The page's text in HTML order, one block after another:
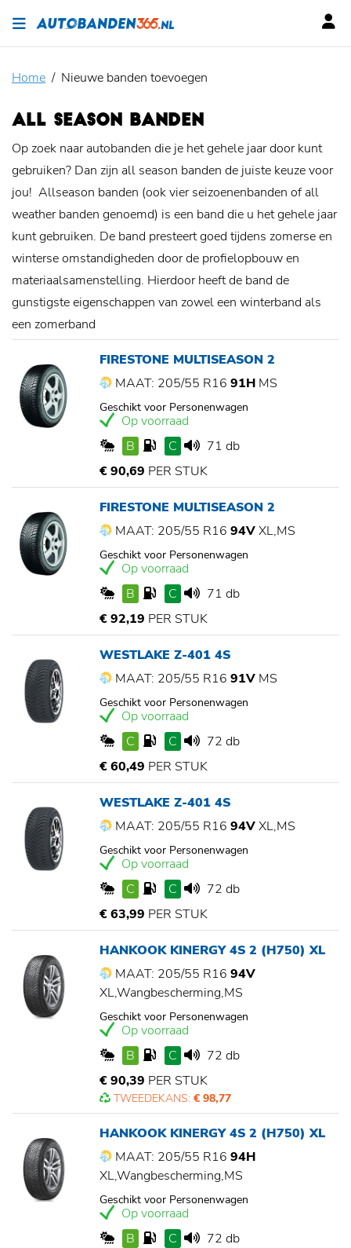
Home Nieuwe banden toevoegen
ALL SEASON BANDEN
Op zoek naar autobanden die je het gehele jaar door kunt
gebruiken? Dan zijn all season banden de juiste keuze voor
jou! Allseason banden (ook vier seizoenenbanden of all
weather banden genoemd) is een band die u het gehele jaar
kunt gebruiken. De band presteert goed tijdens zomerse en
winterse omstandigheden door de profielopbouw en
materiaalsamenstelling. Hierdoor heeft de band de
gunstigste eigenschappen van zowel een winterband als
een zomerband
FIRESTONE MULTISEASON 2
MAAT: 205/55 R16 91H MS
Geschikt voor Personenwagen
Op voorraad
B
C
71 db
€ 90,69 PER STUK
FIRESTONE MULTISEASON 2
MAAT: 205/55 R16 94VXL,MS
Geschikt voor Personenwagen
Op voorraad
B
C
71 db
€ 92,19 PER STUK
WESTLAKE Z-401 4S
MAAT: 205/55 R16 91V MS
Geschikt voor Personenwagen
Op voorraad
C
C
72 db
€ 60,49 PER STUK
WESTLAKE Z-401 4S
MAAT: 205/55 R16 94VXL,MS
Geschikt voor Personenwagen
Op voorraad
C
C
72 db
€ 63,99 PER STUK
HANKOOK KINERGY 4S 2 (H750) XL
MAAT: 205/55 R16 94V
XL,Wangbescherming,MS
Geschikt voor Personenwagen
Op voorraad
B
C
72 db
€ 90,39 PER STUK
TWEEDEKANS: € 98,77
HANKOOK KINERGY 4S 2 (H750) XL
MAAT: 205/55 R16 94H
XL,Wangbescherming,MS
Geschikt voor Personenwagen
Op voorraad
B
C
72 db